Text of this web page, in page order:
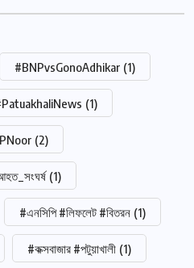
#BNPvsGonoAdhikar (1)
(1)
(2)
(1)
#এনসিপি #লিফলেট #বিতরন (1)
#কক্সবাজার #পটুয়াখালী (1)